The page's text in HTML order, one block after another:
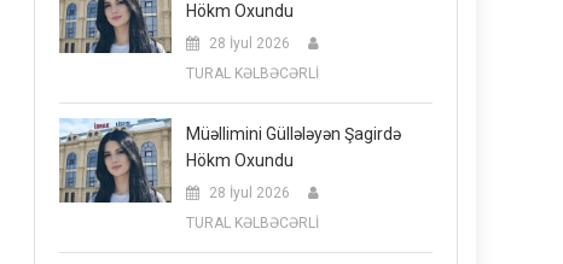
Hökm Oxundu
28 İyul 2026
TURAL KƏLBƏCƏRLİ
Müəllimini Güllələyən Şagirdə
Hökm Oxundu
28 İyul 2026
TURAL KƏLBƏCƏRLİ